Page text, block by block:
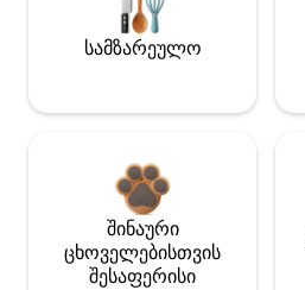
სამზარეულო
შინაური
ცხოველებისთვის
შესაფერისი